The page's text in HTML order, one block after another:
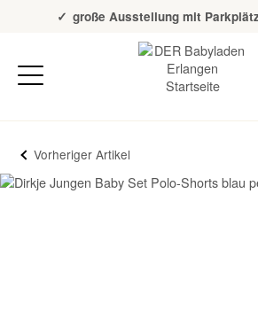
Über 20 Jahre Erfahrung
große Ausstellung mit
Vorheriger Artikel